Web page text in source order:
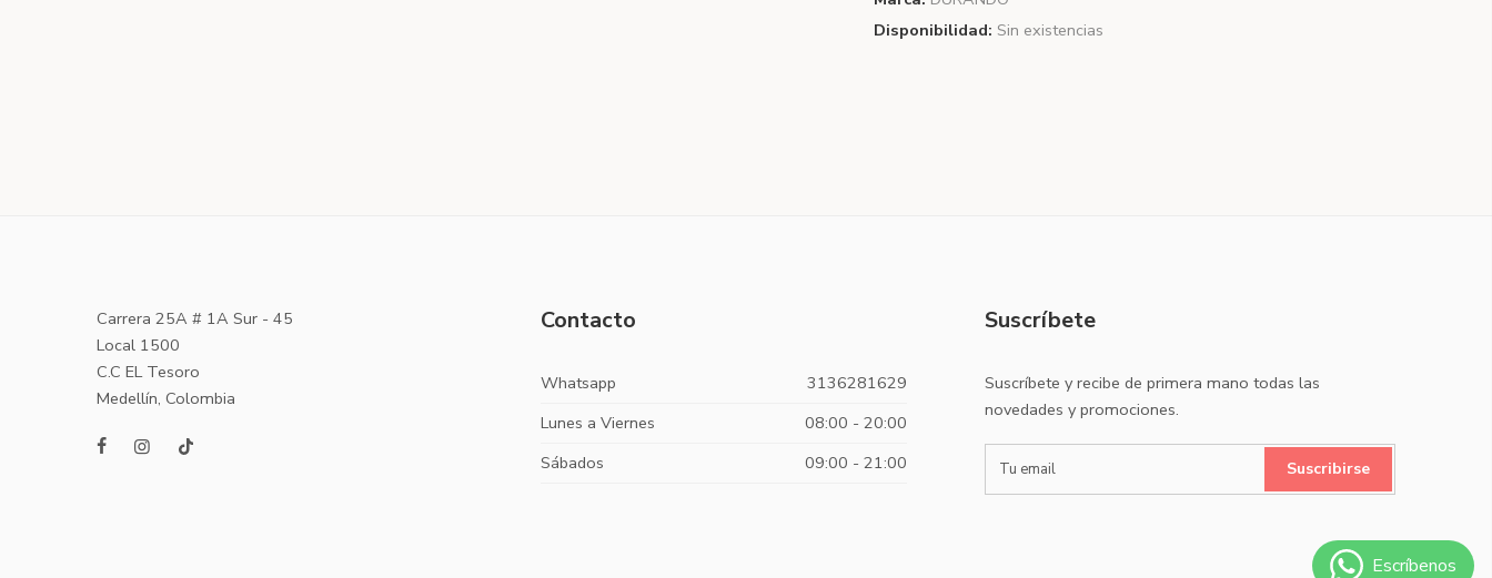
Disponibilidad: Sin existencias
Carrera 25A # 1A Sur - 45
Local 1500
C.C EL Tesoro
Medellín, Colombia
Contacto
Whatsapp
3136281629
Lunes a Viernes
08:00 - 20:00
Sábados
09:00 - 21:00
Suscríbete
Suscríbete y recibe de primera mano todas las
novedades y promociones.
Suscribirse